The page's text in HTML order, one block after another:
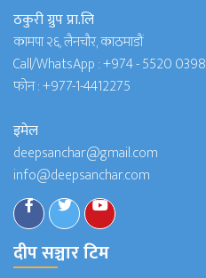
ठकुरी ग्रुप प्रा.लि
कामपा २६, लैनचौर, काठमाडौं
Call/WhatsApp :+974 - 5520 0398
फोन :+977-1-4412275
इमेल
deepsanchar@gmail.com
info@deepsanchar.com
दीप सञ्चार टिम